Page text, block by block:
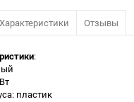
Характеристики Отзывы
:
пластик